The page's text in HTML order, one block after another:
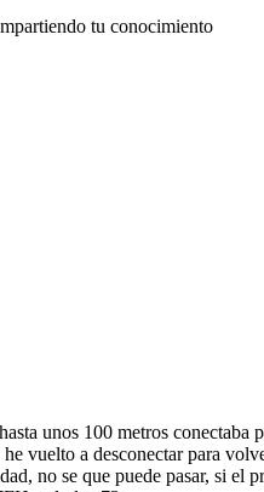
tu conocimiento
unos 100 metros conectaba
vuelto a desconectar para
no se que puede pasar, si el